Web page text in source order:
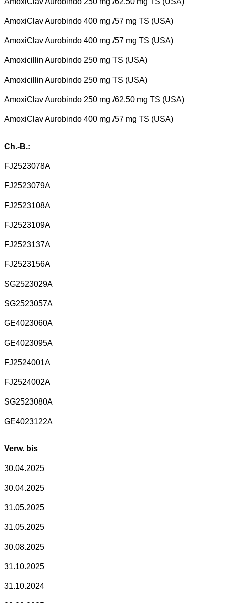
AmoxiClav Aurobindo 400 mg /57 mg TS (USA)
AmoxiClav Aurobindo 400 mg /57 mg TS (USA)
Amoxicillin Aurobindo 250 mg TS (USA)
Amoxicillin Aurobindo 250 mg TS (USA)
AmoxiClav Aurobindo 250 mg /62.50 mg TS (USA)
AmoxiClav Aurobindo 400 mg /57 mg TS (USA)
Ch.-B.:
FJ2523078A
FJ2523079A
FJ2523108A
FJ2523109A
FJ2523137A
FJ2523156A
SG2523029A
SG2523057A
GE4023060A
GE4023095A
FJ2524001A
FJ2524002A
SG2523080A
GE4023122A
Verw. bis
30.04.2025
30.04.2025
31.05.2025
31.05.2025
30.08.2025
31.10.2025
31.10.2024